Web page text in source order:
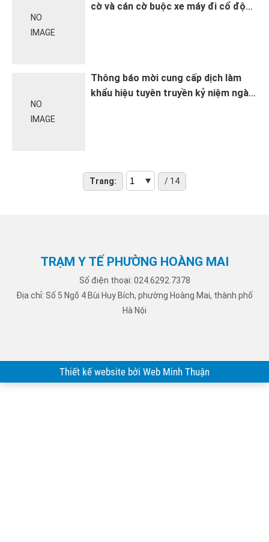
NO
IMAGE
cờ và cán cờ buộc xe máy đi cổ động
NO
IMAGE
Thông báo mời cung cấp dịch làm
khẩu hiệu tuyên truyền kỷ niệm ngày
Trang: / 14
TRẠM Y TẾ PHƯỜNG HOÀNG MAI
Số điện thoại: 024.6292.7378
Địa chỉ: Số 5 Ngõ 4 Bùi Huy Bích, phường Hoàng Mai, thành phố
Hà Nội
Thiết kế website bởi Web Minh Thuận